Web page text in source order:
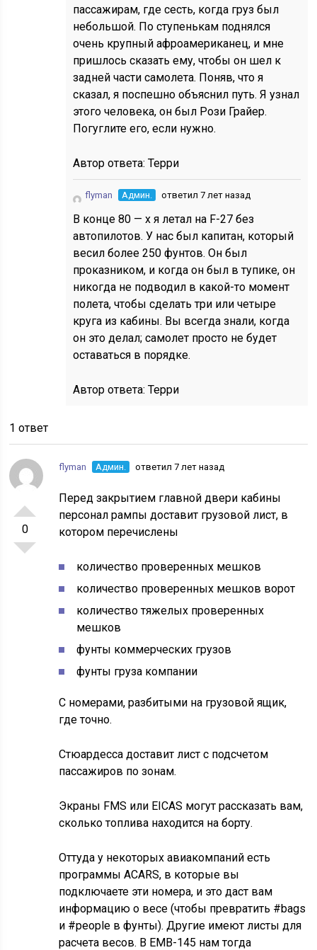
пассажирам, где сесть, когда груз был
небольшой. По ступенькам поднялся
очень крупный афроамериканец, и мне
пришлось сказать ему, чтобы он шел к
задней части самолета. Поняв, что я
сказал, я поспешно объяснил путь. Я узнал
этого человека, он был Рози Грайер.
Погуглите его, если нужно.
Автор ответа:Терри
flyman Админ. ответил 7 лет назад
В конце 80 — х я летал на F-27 без
автопилотов. У нас был капитан, который
весил более 250 фунтов. Он был
проказником, и когда он был в тупике, он
никогда не подводил в какой-то момент
полета, чтобы сделать три или четыре
круга из кабины. Вы всегда знали, когда
он это делал; самолет просто не будет
оставаться в порядке.
Автор ответа:Терри
1 ответ
0
flyman Админ. ответил 7 лет назад
Перед закрытием главной двери кабины
персонал рампы доставит грузовой лист, в
котором перечислены
количество проверенных мешков
количество проверенных мешков ворот
количество тяжелых проверенных
мешков
фунты коммерческих грузов
фунты груза компании
С номерами, разбитыми на грузовой ящик,
где точно.
Стюардесса доставит лист с подсчетом
пассажиров по зонам.
Экраны FMS или EICAS могут рассказать вам,
сколько топлива находится на борту.
Оттуда у некоторых авиакомпаний есть
программы ACARS, в которые вы
подключаете эти номера, и это даст вам
информацию о весе (чтобы превратить #bags
и #people в фунты). Другие имеют листы для
расчета весов. В EMB-145 нам тогда